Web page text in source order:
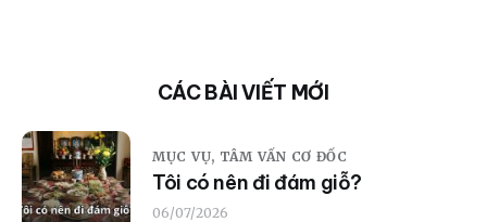
CÁC BÀI VIẾT MỚI
MỤC VỤ, TÂM VẤN CƠ ĐỐC
Tôi có nên đi đám giỗ?
06/07/2026